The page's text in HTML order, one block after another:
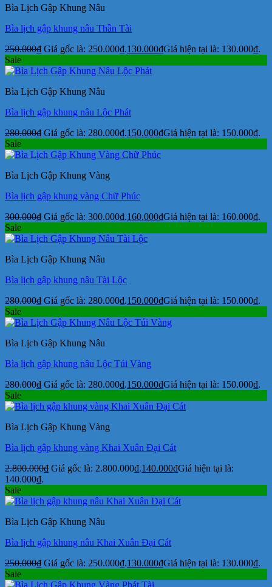
Bìa Lịch Gập Khung Nâu
Bìa lịch gập khung nâu Thần Tài
250.000₫ Giá gốc là: 250.000₫.130.000₫Giá hiện tại là: 130.000₫.
Sale
Bìa Lịch Gập Khung Nâu
Bìa lịch gập khung nâu Lộc Phát
280.000₫ Giá gốc là: 280.000₫.150.000₫Giá hiện tại là: 150.000₫.
Sale
Bìa Lịch Gập Khung Vàng
Bìa lịch gập khung vàng Chữ Phúc
300.000₫ Giá gốc là: 300.000₫.160.000₫Giá hiện tại là: 160.000₫.
Sale
Bìa Lịch Gập Khung Nâu
Bìa lịch gập khung nâu Tài Lộc
280.000₫ Giá gốc là: 280.000₫.150.000₫Giá hiện tại là: 150.000₫.
Sale
Bìa Lịch Gập Khung Nâu
Bìa lịch gập khung nâu Lộc Túi Vàng
280.000₫ Giá gốc là: 280.000₫.150.000₫Giá hiện tại là: 150.000₫.
Sale
Bìa Lịch Gập Khung Vàng
Bìa lịch gập khung vàng Khai Xuân Đại Cát
2.800.000₫ Giá gốc là: 2.800.000₫.140.000₫Giá hiện tại là:
140.000₫.
Sale
Bìa Lịch Gập Khung Nâu
Bìa lịch gập khung nâu Khai Xuân Đại Cát
250.000₫ Giá gốc là: 250.000₫.130.000₫Giá hiện tại là: 130.000₫.
Sale